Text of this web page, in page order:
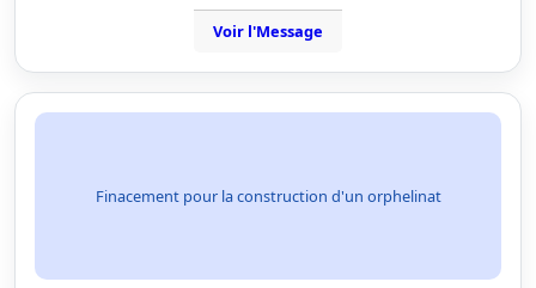
Voir l'Message
Finacement pour la construction d'un orphelinat